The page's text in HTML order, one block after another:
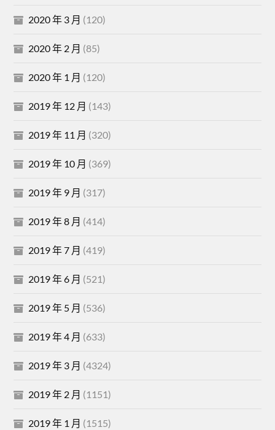
2020 年 3 月 (120)
2020 年 2 月 (85)
2020 年 1 月 (120)
2019 年 12 月 (143)
2019 年 11 月 (320)
2019 年 10 月 (369)
2019 年 9 月 (317)
2019 年 8 月 (414)
2019 年 7 月 (419)
2019 年 6 月 (521)
2019 年 5 月 (536)
2019 年 4 月 (633)
2019 年 3 月 (4324)
2019 年 2 月 (1151)
2019 年 1 月 (1515)